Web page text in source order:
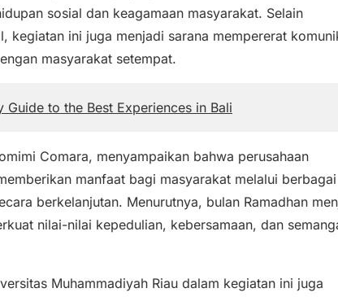
sosial dan keagamaan masyarakat. Selain
kegiatan ini juga menjadi sarana mempererat
masyarakat setempat.
Guide to the Best Experiences in Bali
Comara, menyampaikan bahwa perusahaan
manfaat bagi masyarakat melalui berbagai
berkelanjutan. Menurutnya, bulan Ramadhan
nilai-nilai kepedulian, kebersamaan, dan
Muhammadiyah Riau dalam kegiatan ini juga